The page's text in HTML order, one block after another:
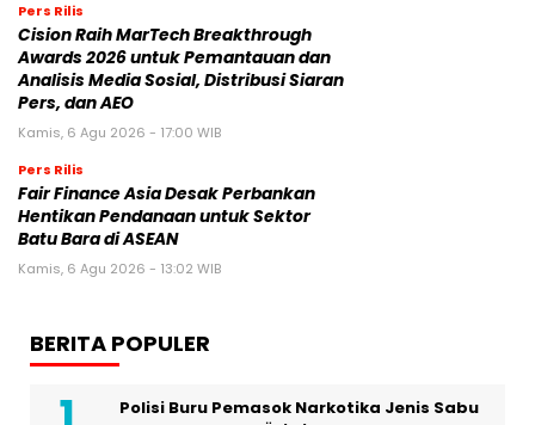
Pers Rilis
Cision Raih MarTech Breakthrough
Awards 2026 untuk Pemantauan dan
Analisis Media Sosial, Distribusi Siaran
Pers, dan AEO
Kamis, 6 Agu 2026 - 17:00 WIB
Pers Rilis
Fair Finance Asia Desak Perbankan
Hentikan Pendanaan untuk Sektor
Batu Bara di ASEAN
Kamis, 6 Agu 2026 - 13:02 WIB
BERITA POPULER
Polisi Buru Pemasok Narkotika Jenis Sabu